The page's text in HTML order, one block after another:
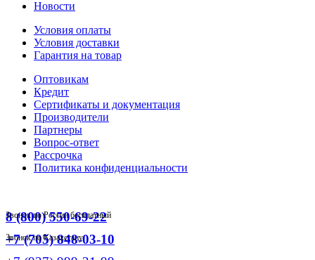
Новости
Условия оплаты
Условия доставки
Гарантия на товар
Оптовикам
Кредит
Сертификаты и документация
Производители
Партнеры
Вопрос-ответ
Рассрочка
Политика конфиденциальности
8 (800) 550-69-22
Звонок по России бесплатный
+7 (705) 848-03-10
Звонок по Казахстану